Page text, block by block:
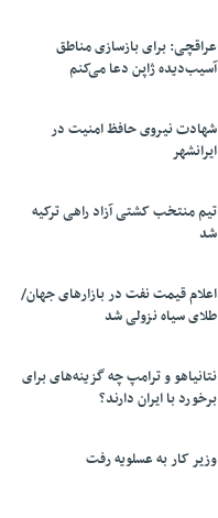
عراقچی: برای بازسازی مناطق
آسیب‌دیده ژاپن دعا می‌کنم
شهادت نیروی حافظ امنیت در
ایرانشهر
تیم منتخب کشتی آزاد راهی ترکیه
شد
اعلام قیمت نفت در بازارهای جهان/
طلای سیاه نزولی شد
نتانیاهو و ترامپ چه گزینه‌های برای
برخورد با ایران دارند؟
وزیر کار به عسلویه رفت